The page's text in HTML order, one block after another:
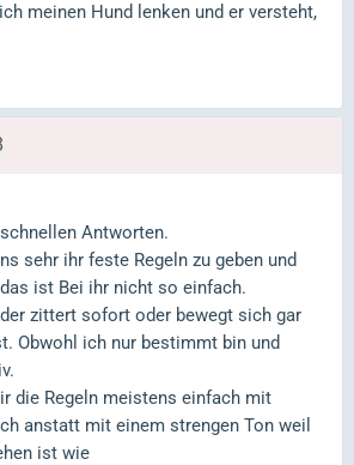
meinen Hund lenken und er versteht,
Antworten.
sehr ihr feste Regeln zu geben und
ist Bei ihr nicht so einfach.
zittert sofort oder bewegt sich gar
Obwohl ich nur bestimmt bin und
die Regeln meistens einfach mit
anstatt mit einem strengen Ton weil
ist wie